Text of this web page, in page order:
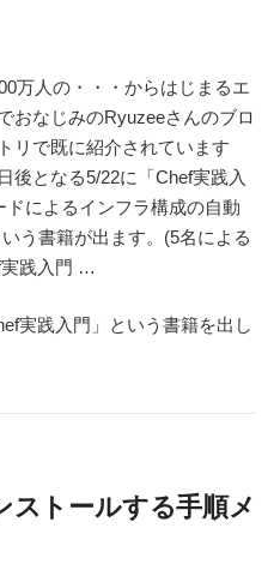
万人の・・・からはじまるエ
おなじみのRyuzeeさんのブロ
リで既に紹介されています
後となる5/22に「Chef実践入
ドによるインフラ構成の自動
う書籍が出ます。(5名による
実践入門 …
トールする手順メ